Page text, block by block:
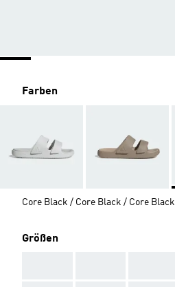
Farben
Core Black / Core Black / Core Black
Größen